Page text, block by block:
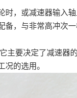
，或减速器输入
，与非常高冲次一
主要决定了减速器
的选用。